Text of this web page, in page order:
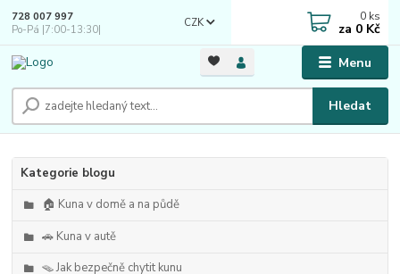
Menu
CZK
Hledat
728 007 997
Po-Pá |7:00-13:30|
0 ks
za 0 Kč
Kategorie blogu
🏠 Kuna v domě a na půdě
🚗 Kuna v autě
🪤 Jak bezpečně chytit kunu